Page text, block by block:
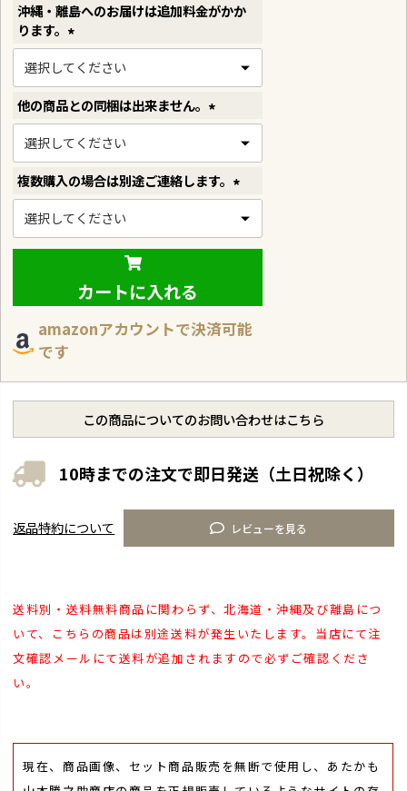
沖縄・離島へのお届けは追加料金がかか
ります。
(
必
須
)
他の商品との同梱は出来ません。
(
須
)
複数購入の場合は別途ご連絡します。
(
必
須
カートに入れる
amazonアカウントで決済可能
です
10時までの注文で即日発送（土日祝除く）
この商品についてのお問い合わせはこちら
レビューを見る
返品特約について
送料別・送料無料商品に関わらず、北海道・沖縄及び離島につ
いて、こちらの商品は別途送料が発生いたします。当店にて注
文確認メールにて送料が追加されますので必ずご確認くださ
い。
現在、商品画像、セット商品販売を無断で使用し、あたかも